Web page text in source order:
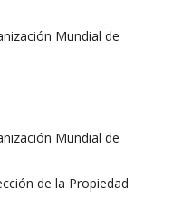
Mundial de
Mundial de
de la Propiedad